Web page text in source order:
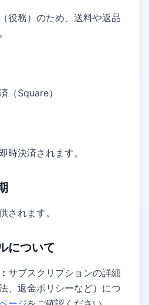
役務）のため、送料や返品
（Square）
時決済されます。
されます。
について
サブスクリプションの詳細
、返金ポリシーなど）につ